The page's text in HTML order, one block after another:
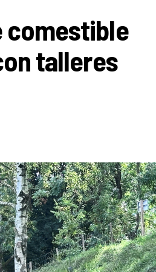
comestible
talleres